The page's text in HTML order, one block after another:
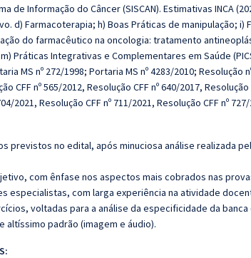
de Informação do Câncer (SISCAN). Estimativas INCA
d) Farmacoterapia; h) Boas Práticas de manipulação; i)
do farmacêutico na oncologia: tratamento
Práticas Integrativas e Complementares em Saúde
MS nº 272/1998; Portaria MS nº 4283/2010; Resolução
CFF nº 565/2012, Resolução CFF nº 640/2017, Resolução
2021, Resolução CFF nº 711/2021, Resolução CFF nº
previstos no edital, após minuciosa análise realizada
com ênfase nos aspectos mais cobrados nas
especialistas, com larga experiência na atividade
voltadas para a análise da especificidade da banca
altíssimo padrão (imagem e áudio).